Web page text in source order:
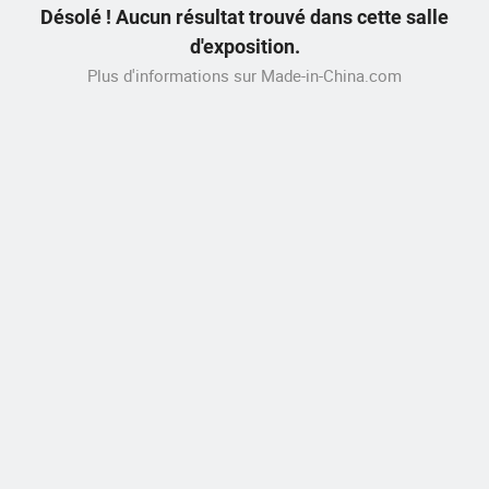
Désolé ! Aucun résultat trouvé dans cette salle
d'exposition.
Plus d'informations sur Made-in-China.com